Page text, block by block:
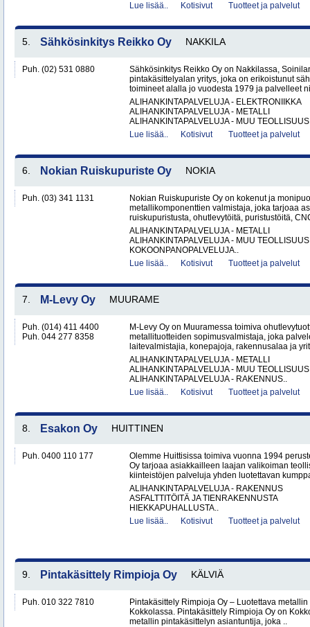
Lue lisää..
Kotisivut Tuotteet ja palvelut
5. Sähkösinkitys Reikko Oy NAKKILA
Puh. (02) 531 0880
Sähkösinkitys Reikko Oy on Nakkilassa,
pintakäsittelyalan yritys, joka on erikoistunut
toimineet alalla jo vuodesta 1979 ja palvelleet
ALIHANKINTAPALVELUJA - ELEKTRONIIKKA
ALIHANKINTAPALVELUJA - METALLI
ALIHANKINTAPALVELUJA - MUU
Lue lisää..
Kotisivut Tuotteet ja palvelut
6. Nokian Ruiskupuriste Oy NOKIA
Puh. (03) 341 1131
Nokian Ruiskupuriste Oy on kokenut ja
metallikomponenttien valmistaja, joka tarjoaa
ruiskupuristusta, ohutlevytöitä, puristustöitä,
ALIHANKINTAPALVELUJA - METALLI
ALIHANKINTAPALVELUJA - MUU TEOLLISUUS
KOKOONPANOPALVELUJA..
Lue lisää..
Kotisivut Tuotteet ja palvelut
7. M-Levy Oy MUURAME
Puh. (014) 411 4400
Puh. 044 277 8358
M-Levy Oy on Muuramessa toimiva
metallituotteiden sopimusvalmistaja, joka
laitevalmistajia, konepajoja, rakennusalaa ja
ALIHANKINTAPALVELUJA - METALLI
ALIHANKINTAPALVELUJA - MUU TEOLLISUUS
ALIHANKINTAPALVELUJA - RAKENNUS..
Lue lisää..
Kotisivut Tuotteet ja palvelut
8. Esakon Oy HUITTINEN
Puh. 0400 110 177
Olemme Huittisissa toimiva vuonna 1994
Oy tarjoaa asiakkailleen laajan valikoiman
kiinteistöjen palveluja yhden luotettavan
ALIHANKINTAPALVELUJA - RAKENNUS
ASFALTTITÖITÄ JA TIENRAKENNUSTA
HIEKKAPUHALLUSTA..
Lue lisää..
Kotisivut Tuotteet ja palvelut
9. Pintakäsittely Rimpioja Oy KÄLVIÄ
Puh. 010 322 7810
Pintakäsittely Rimpioja Oy – Luotettava
Kokkolassa. Pintakäsittely Rimpioja Oy on
metallin pintakäsittelyn asiantuntija, joka ..